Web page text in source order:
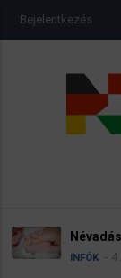
USER
ACCOUNT
Bejelentkezés
INFÓK 4